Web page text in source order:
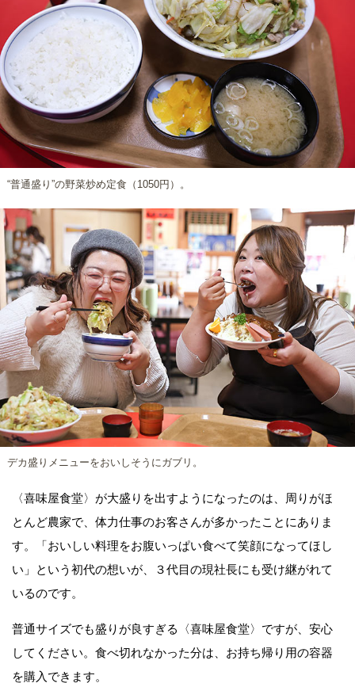
“普通盛り”の野菜炒め定食（1050円）。
デカ盛りメニューをおいしそうにガブリ。
〈喜味屋食堂〉が大盛りを出すようになったのは、周りがほ
とんど農家で、体力仕事のお客さんが多かったことにありま
す。「おいしい料理をお腹いっぱい食べて笑顔になってほし
い」という初代の想いが、３代目の現社長にも受け継がれて
いるのです。
普通サイズでも盛りが良すぎる〈喜味屋食堂〉ですが、安心
してください。食べ切れなかった分は、お持ち帰り用の容器
を購入できます。